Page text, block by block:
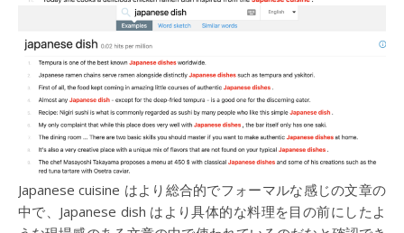
Japanese cuisine はより総合的でフォーマルな感じの文章の
中で、Japanese dish はより具体的な料理を目の前にしたよ